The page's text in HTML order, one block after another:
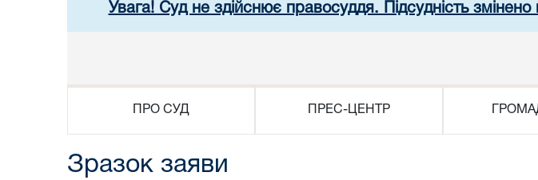
Увага! Суд не здійснює правосуддя. Підсудність
ПРО СУД ПРЕС-ЦЕНТР
Зразок заяви